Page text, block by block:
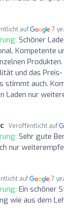
auf 7
Schöner
Kompetente
und das Preis-
stimmt auch.
Laden nur
Veröffentlicht auf
Sehr gute
nur
auf 7
Ein schöner
wie aus dem